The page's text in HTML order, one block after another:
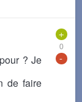
+
0
-
? Je
de faire